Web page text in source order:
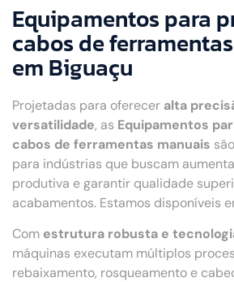
Equipamentos para
cabos de
em Biguaçu
Projetadas para oferecer alta
versatilidade, as Equipamentos
cabos de ferramentas manuais
para indústrias que buscam
produtiva e garantir qualidade
acabamentos. Estamos disponíveis
Com estrutura robusta e
máquinas executam múltiplos
rebaixamento, rosqueamento e